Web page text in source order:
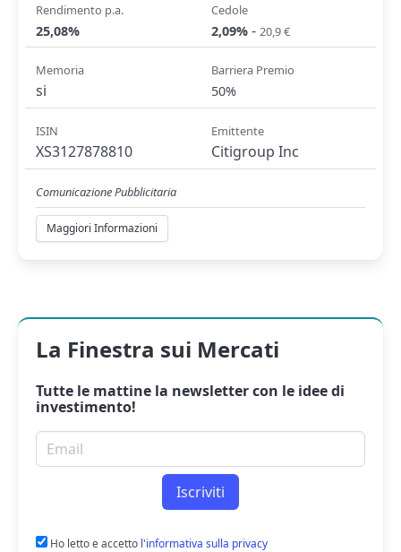
Rendimento p.a.
25,08%
Cedole
2,09% - 20,9 €
Memoria
si
Barriera Premio
50%
ISIN
XS3127878810
Emittente
Citigroup Inc
Comunicazione Pubblicitaria
Maggiori Informazioni
La Finestra sui Mercati
Tutte le mattine la newslettercon le idee di
investimento!
Email per newsletter
Iscriviti
Ho letto e accetto l'informativa sulla privacy